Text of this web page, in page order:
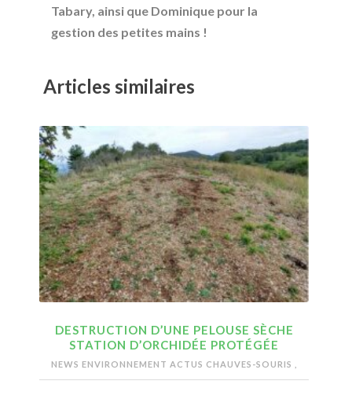
Tabary, ainsi que Dominique pour la
gestion des petites mains !
Articles similaires
DESTRUCTION D’UNE PELOUSE SÈCHE
STATION D’ORCHIDÉE PROTÉGÉE
NEWS ENVIRONNEMENT ACTUS CHAUVES-SOURIS